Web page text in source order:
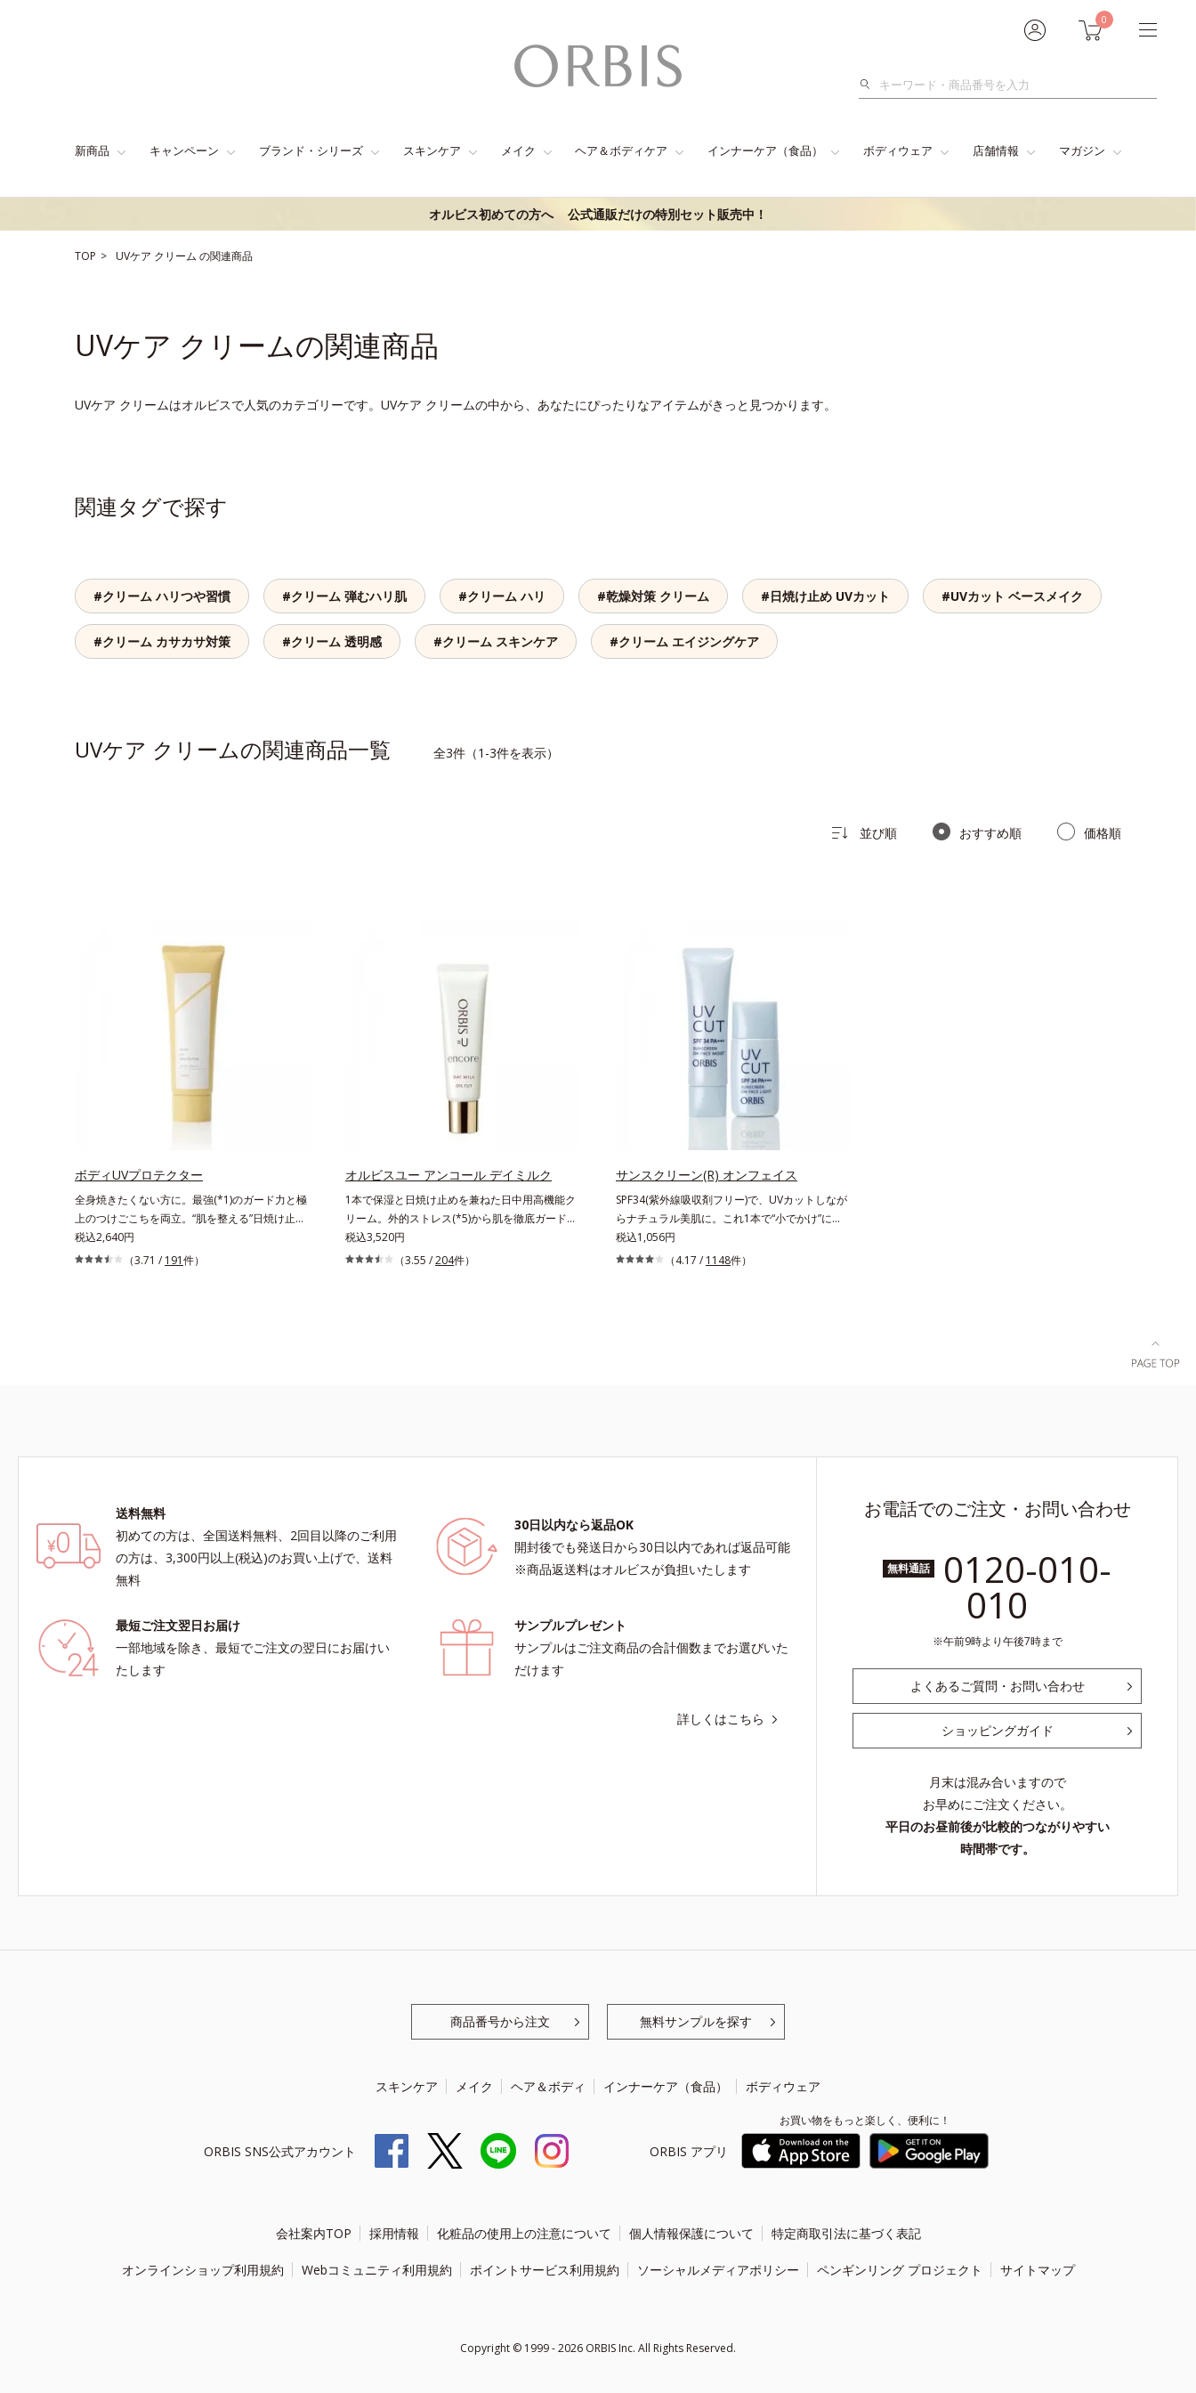
0
検
新商品 キャンペーン ブランド・シリーズ スキンケア メイク ヘア＆ボディケア インナーケア（食品） ボディウェア 店舗情報 マガジン
オルビス初めての方へ 公式通販だけの特別セット販売中！
TOP UVケア クリーム の関連商品
UVケア クリームの関連商品
UVケア クリームはオルビスで人気のカテゴリーです。UVケア クリームの中から、あなたにぴったりなアイテムがきっと見つかります。
関連タグで探す
#クリーム ハリつや習慣 #クリーム 弾むハリ肌 #クリーム ハリ #乾燥対策 クリーム #日焼け止め UVカット #UVカット ベースメイク
#クリーム カサカサ対策 #クリーム 透明感 #クリーム スキンケア #クリーム エイジングケア
UVケア クリームの関連商品一覧 全3件（1-3件を表示）
並び順 おすすめ順 価格順
ボディUVプロテクター
全身焼きたくない方に。最強(*1)のガード力と極
上のつけごこちを両立。“肌を整える”日焼け止
め。絶対に焼きたくない方に。SPF50+・
PA++++。最強(*1)のガード力を持ちながら、肌
ジ(*4)にもゆらぎにくいすこやかな肌に整え、ロ
す。スーパーウォータープルーフだから、海やプ
ールなどのアウトドアでも大活躍！ 強烈な紫外
線も跳ね除け、肌をダメージからしっかりガード
します。【ご使用方法】手に適量をとり、日焼け
り美しい仕上がりのため、顔に使用する場合は、
化粧下地のご使用をおすすめします。耐水性にす
ぐれておりますので、落とすときには洗浄料やボ
税込2,640円
（3.71 / 191件）
オルビスユー アンコール デイミルク
1本で保湿と日焼け止めを兼ねた日中用高機能ク
リーム。外的ストレス(*5)から肌を徹底ガード。
諦めかけていたハリ不足、うるおい低下に先端科
学ケア(*1)でアプローチするエイジングケア(*2)
肌を柔肌に整え、未体験の肌感触を叶えます。
湿成分*5 紫外線や乾燥など
税込3,520円
（3.55 /204件）
サンスクリーン(R) オンフェイス
SPF34(紫外線吸収剤フリー)で、UVカットしなが
らナチュラル美肌に。これ1本で“小でかけ”に
も、化粧下地としても。この1本があれば、“ちょ
っとそこまで”もOKなすっぴん美肌！ さまざまな
ョンタイプ」の2タイプから、お肌の状態に合わ
税込1,056円
（4.17 / 1148件）
送料無料
初めての方は、全国送料無料、2回目以降のご利用
の方は、3,300円以上(税込)のお買い上げで、送料
無料
30日以内なら返品OK
開封後でも発送日から30日以内であれば返品可能
※商品返送料はオルビスが負担いたします
最短ご注文翌日お届け
一部地域を除き、最短でご注文の翌日にお届けい
たします
サンプルプレゼント
サンプルはご注文商品の合計個数までお選びいた
だけます
詳しくはこちら
お電話でのご注文・お問い合わせ
無料通話 0120-010-
010
午前9時より午後7時まで
よくあるご質問・お問い合わせ
ショッピングガイド
月末は混み合いますので
お早めにご注文ください。
平日のお昼前後が比較的つながりやすい
時間帯です。
商品番号から注文 無料サンプルを探す
スキンケア メイク ヘア＆ボディ インナーケア（食品） ボディウェア
ORBIS SNS公式アカウント ORBIS アプリ
お買い物をもっと楽しく、便利に！
会社案内TOP 採用情報 化粧品の使用上の注意について 個人情報保護について 特定商取引法に基づく表記
オンラインショップ利用規約 Webコミュニティ利用規約 ポイントサービス利用規約 ソーシャルメディアポリシー ペンギンリング プロジェクト サイトマップ
Copyright © 1999 - 2026 ORBIS Inc. All Rights Reserved.